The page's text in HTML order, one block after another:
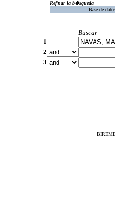
Refinar la b�squeda
Base de
Buscar
1
2
3